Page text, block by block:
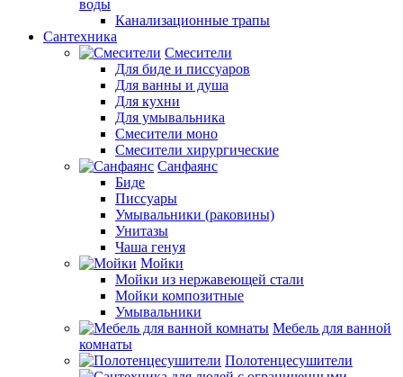
воды
Канализационные трапы
Сантехника
Смесители
Для биде и писсуаров
Для ванны и душа
Для кухни
Для умывальника
Смесители моно
Смесители хирургические
Санфаянс
Биде
Писсуары
Умывальники (раковины)
Унитазы
Чаша генуя
Мойки
Мойки из нержавеющей стали
Мойки композитные
Умывальники
Мебель для ванной
комнаты
Полотенцесушители